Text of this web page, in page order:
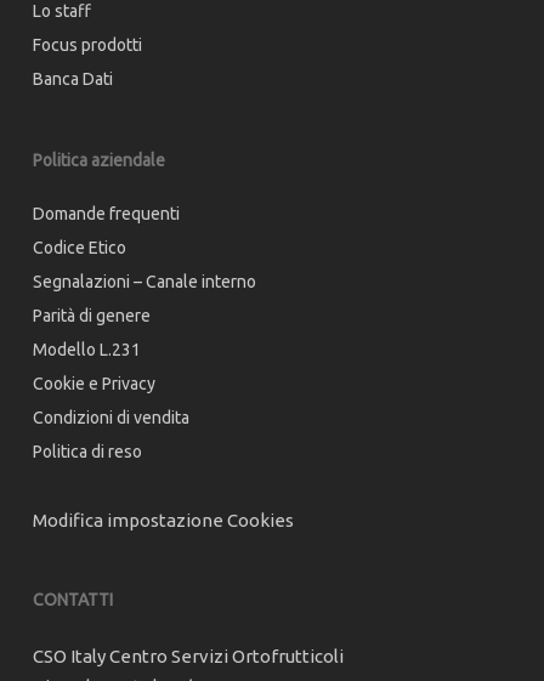
Lo staff
Focus prodotti
Banca Dati
Politica aziendale
Domande frequenti
Codice Etico
Segnalazioni – Canale interno
Parità di genere
Modello L.231
Cookie e Privacy
Condizioni di vendita
Politica di reso
Modifica impostazione Cookies
CONTATTI
CSO Italy Centro Servizi Ortofrutticoli